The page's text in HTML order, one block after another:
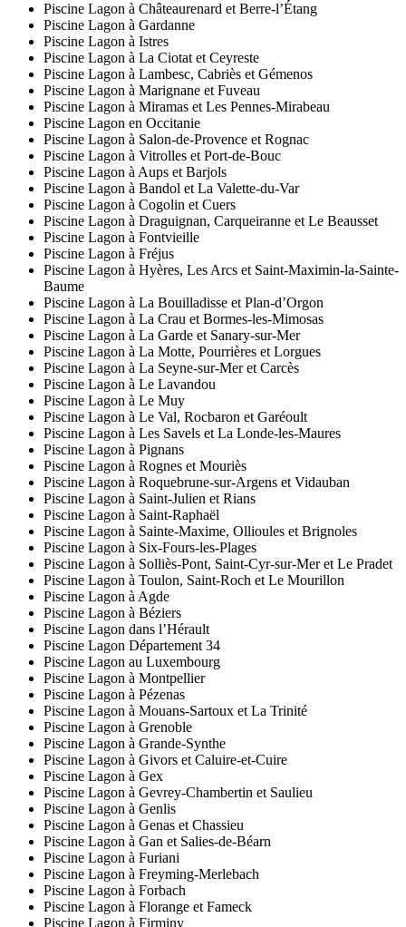
Piscine Lagon à Châteaurenard et Berre-l’Étang
Piscine Lagon à Gardanne
Piscine Lagon à Istres
Piscine Lagon à La Ciotat et Ceyreste
Piscine Lagon à Lambesc, Cabriès et Gémenos
Piscine Lagon à Marignane et Fuveau
Piscine Lagon à Miramas et Les Pennes-Mirabeau
Piscine Lagon en Occitanie
Piscine Lagon à Salon-de-Provence et Rognac
Piscine Lagon à Vitrolles et Port-de-Bouc
Piscine Lagon à Aups et Barjols
Piscine Lagon à Bandol et La Valette-du-Var
Piscine Lagon à Cogolin et Cuers
Piscine Lagon à Draguignan, Carqueiranne et Le Beausset
Piscine Lagon à Fontvieille
Piscine Lagon à Fréjus
Piscine Lagon à Hyères, Les Arcs et Saint-Maximin-la-Sainte-
Baume
Piscine Lagon à La Bouilladisse et Plan-d’Orgon
Piscine Lagon à La Crau et Bormes-les-Mimosas
Piscine Lagon à La Garde et Sanary-sur-Mer
Piscine Lagon à La Motte, Pourrières et Lorgues
Piscine Lagon à La Seyne-sur-Mer et Carcès
Piscine Lagon à Le Lavandou
Piscine Lagon à Le Muy
Piscine Lagon à Le Val, Rocbaron et Garéoult
Piscine Lagon à Les Savels et La Londe-les-Maures
Piscine Lagon à Pignans
Piscine Lagon à Rognes et Mouriès
Piscine Lagon à Roquebrune-sur-Argens et Vidauban
Piscine Lagon à Saint-Julien et Rians
Piscine Lagon à Saint-Raphaël
Piscine Lagon à Sainte-Maxime, Ollioules et Brignoles
Piscine Lagon à Six-Fours-les-Plages
Piscine Lagon à Solliès-Pont, Saint-Cyr-sur-Mer et Le Pradet
Piscine Lagon à Toulon, Saint-Roch et Le Mourillon
Piscine Lagon à Agde
Piscine Lagon à Béziers
Piscine Lagon dans l’Hérault
Piscine Lagon Département 34
Piscine Lagon au Luxembourg
Piscine Lagon à Montpellier
Piscine Lagon à Pézenas
Piscine Lagon à Mouans-Sartoux et La Trinité
Piscine Lagon à Grenoble
Piscine Lagon à Grande-Synthe
Piscine Lagon à Givors et Caluire-et-Cuire
Piscine Lagon à Gex
Piscine Lagon à Gevrey-Chambertin et Saulieu
Piscine Lagon à Genlis
Piscine Lagon à Genas et Chassieu
Piscine Lagon à Gan et Salies-de-Béarn
Piscine Lagon à Furiani
Piscine Lagon à Freyming-Merlebach
Piscine Lagon à Forbach
Piscine Lagon à Florange et Fameck
Piscine Lagon à Firminy